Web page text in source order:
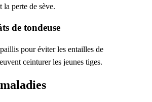
la perte de sève.
de tondeuse
pour éviter les entailles de
ceinturer les jeunes tiges.